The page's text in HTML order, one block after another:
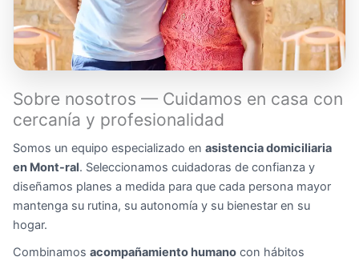
Sobre nosotros — Cuidamos en casa con
cercanía y profesionalidad
Somos un equipo especializado en asistencia domiciliaria
en Mont-ral. Seleccionamos cuidadoras de confianza y
diseñamos planes a medida para que cada persona mayor
mantenga su rutina, su autonomía y su bienestar en su
hogar.
Combinamos acompañamiento humano con hábitos